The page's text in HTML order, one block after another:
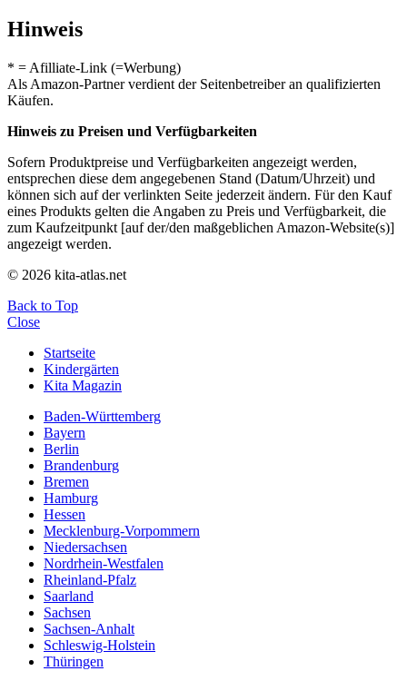
Hinweis
* = Afilliate-Link (=Werbung)
Als Amazon-Partner verdient der Seitenbetreiber an qualifizierten
Käufen.
Hinweis zu Preisen und Verfügbarkeiten
Sofern Produktpreise und Verfügbarkeiten angezeigt werden,
entsprechen diese dem angegebenen Stand (Datum/Uhrzeit) und
können sich auf der verlinkten Seite jederzeit ändern. Für den Kauf
eines Produkts gelten die Angaben zu Preis und Verfügbarkeit, die
zum Kaufzeitpunkt [auf der/den maßgeblichen Amazon-Website(s)]
angezeigt werden.
© 2026 kita-atlas.net
Back to Top
Close
Startseite
Kindergärten
Kita Magazin
Baden-Württemberg
Bayern
Berlin
Brandenburg
Bremen
Hamburg
Hessen
Mecklenburg-Vorpommern
Niedersachsen
Nordrhein-Westfalen
Rheinland-Pfalz
Saarland
Sachsen
Sachsen-Anhalt
Schleswig-Holstein
Thüringen